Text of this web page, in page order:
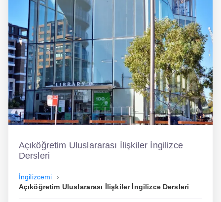
İngilizce Yemek Tarifleri
İngilizce Şarkı Sözleri
5 Günde İngilizce
Bilinçaltı İngilizce
İngilizce Biyografiler
İngilizce
Dil Eğitimi
En Hızlı İngilizce
Açıköğretim Uluslararası İlişkiler İngilizce
Dersleri
İngilizcemi
Açıköğretim Uluslararası İlişkiler İngilizce Dersleri